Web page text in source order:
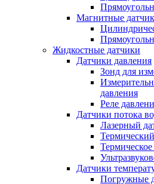
Магнитные
Жидкостные датчики
Датчики давления
Зонд для
давления
Реле
Датчики потока
Лазерный
Термическое
Датчики
Погружные